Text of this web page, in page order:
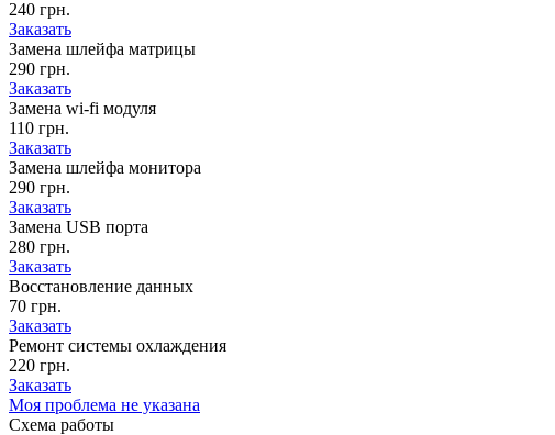
240 грн.
Заказать
Замена шлейфа матрицы
290 грн.
Заказать
Замена wi-fi модуля
110 грн.
Заказать
Замена шлейфа монитора
290 грн.
Заказать
Замена USB порта
280 грн.
Заказать
Восстановление данных
70 грн.
Заказать
Ремонт системы охлаждения
220 грн.
Заказать
Моя проблема не указана
Схема работы